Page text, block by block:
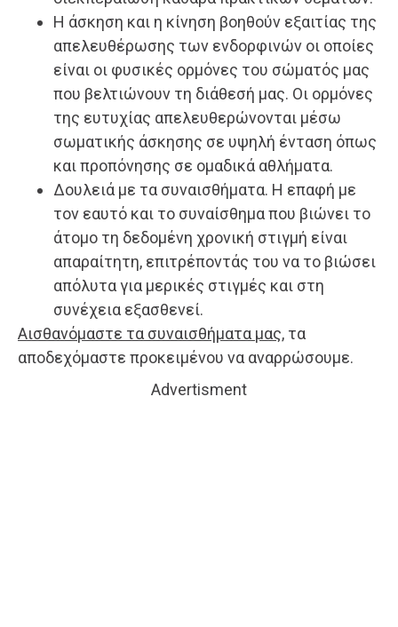
Η άσκηση και η κίνηση βοηθούν εξαιτίας της
απελευθέρωσης των ενδορφινών οι οποίες
είναι οι φυσικές ορμόνες του σώματός μας
που βελτιώνουν τη διάθεσή μας. Οι ορμόνες
της ευτυχίας απελευθερώνονται μέσω
σωματικής άσκησης σε υψηλή ένταση όπως
και προπόνησης σε ομαδικά αθλήματα.
Δουλειά με τα συναισθήματα. Η επαφή με
τον εαυτό και το συναίσθημα που βιώνει το
άτομο τη δεδομένη χρονική στιγμή είναι
απαραίτητη, επιτρέποντάς του να το βιώσει
απόλυτα για μερικές στιγμές και στη
συνέχεια εξασθενεί.
Αισθανόμαστε τα συναισθήματα μας, τα
αποδεχόμαστε προκειμένου να αναρρώσουμε.
Advertisment